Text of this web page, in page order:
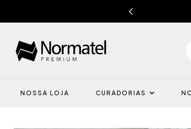
NOSSA LOJA CURADORIAS